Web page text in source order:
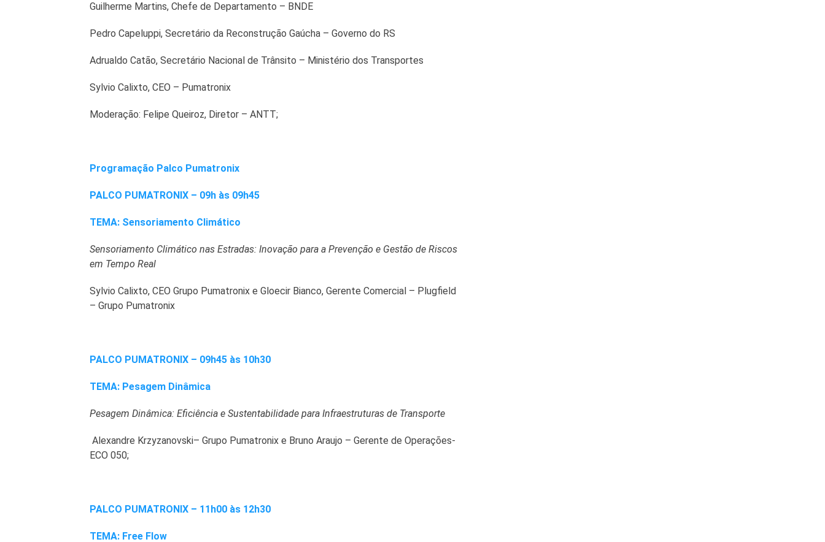
Guilherme Martins, Chefe de Departamento – BNDE
Pedro Capeluppi, Secretário da Reconstrução Gaúcha – Governo do RS
Adrualdo Catão, Secretário Nacional de Trânsito – Ministério dos Transportes
Sylvio Calixto, CEO – Pumatronix
Moderação: Felipe Queiroz, Diretor – ANTT;
Programação Palco Pumatronix
PALCO PUMATRONIX – 09h às 09h45
TEMA: Sensoriamento Climático
Sensoriamento Climático nas Estradas: Inovação para a Prevenção e Gestão de Riscos
em Tempo Real
Sylvio Calixto, CEO Grupo Pumatronix e Gloecir Bianco, Gerente Comercial – Plugfield
– Grupo Pumatronix
PALCO PUMATRONIX – 09h45 às 10h30
TEMA: Pesagem Dinâmica
Pesagem Dinâmica: Eficiência e Sustentabilidade para Infraestruturas de Transporte
Alexandre Krzyzanovski– Grupo Pumatronix e Bruno Araujo – Gerente de Operações-
ECO 050;
PALCO PUMATRONIX – 11h00 às 12h30
TEMA: Free Flow